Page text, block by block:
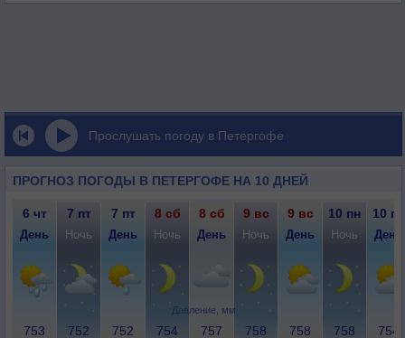
Прослушать погоду в Петергофе
ПРОГНОЗ ПОГОДЫ В ПЕТЕРГОФЕ НА 10 ДНЕЙ
Давление, мм
6 чт 7 пт 7 пт 8 сб 8 сб 9 вс 9 вс 10 пн 10 пн
День Ночь День Ночь День Ночь День Ночь День
753 752 752 754 757 758 758 758 754